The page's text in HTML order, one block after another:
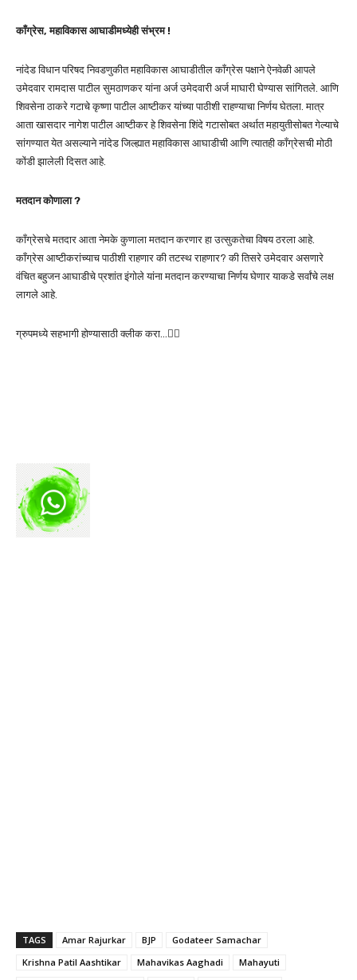
काँग्रेस, महाविकास आघाडीमध्येही संभ्रम !
नांदेड विधान परिषद निवडणुकीत महाविकास आघाडीतील काँग्रेस पक्षाने ऐनवेळी आपले
उमेदवार रामदास पाटील सुमठाणकर यांना अर्ज उमेदवारी अर्ज माघारी घेण्यास सांगितले. आणि
शिवसेना ठाकरे गटाचे कृष्णा पाटील आष्टीकर यांच्या पाठीशी राहण्याचा निर्णय घेतला. मात्र
आता खासदार नागेश पाटील आष्टीकर हे शिवसेना शिंदे गटासोबत अर्थात महायुतीसोबत गेल्याचे
सांगण्यात येत असल्याने नांदेड जिल्ह्यात महाविकास आघाडीची आणि त्यातही काँग्रेसची मोठी
कोंडी झालेली दिसत आहे.
मतदान कोणाला ?
काँग्रेसचे मतदार आता नेमके कुणाला मतदान करणार हा उत्सुकतेचा विषय ठरला आहे.
काँग्रेस आष्टीकरांच्याच पाठीशी राहणार की तटस्थ राहणार? की तिसरे उमेदवार असणारे
वंचित बहुजन आघाडीचे प्रशांत इंगोले यांना मतदान करण्याचा निर्णय घेणार याकडे सर्वांचे लक्ष
लागले आहे.
ग्रुपमध्ये सहभागी होण्यासाठी क्लीक करा…👆🏻
TAGS Amar Rajurkar BJP
Godateer Samachar
Krishna Patil Aashtikar
Mahavikas Aaghadi
Mahayuti